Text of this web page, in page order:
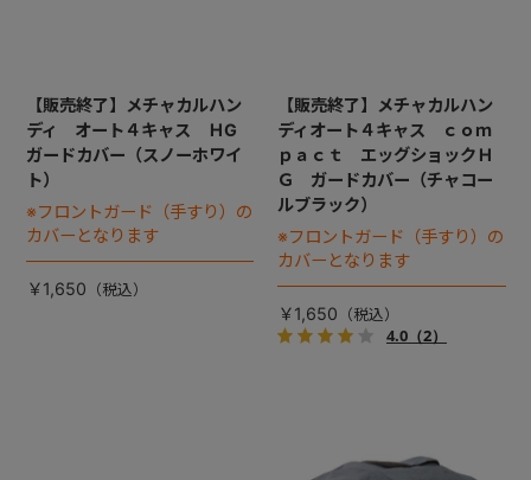
【販売終了】メチャカルハン
ディ オート４キャス ＨG
ガードカバー（スノーホワイ
ト）
※フロントガード（手すり）の
カバーとなります
￥1,650
【販売終了】メチャカルハン
ディオート４キャス ｃｏｍ
ｐａｃｔ エッグショックＨ
Ｇ ガードカバー（チャコー
ルブラック）
※フロントガード（手すり）の
カバーとなります
￥1,650
4.0（2）